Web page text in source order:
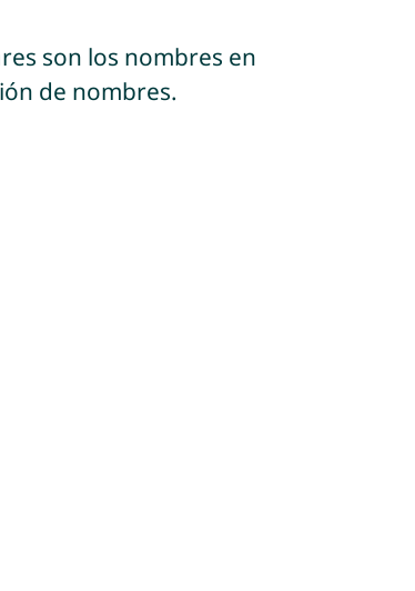
son los nombres en
de nombres.